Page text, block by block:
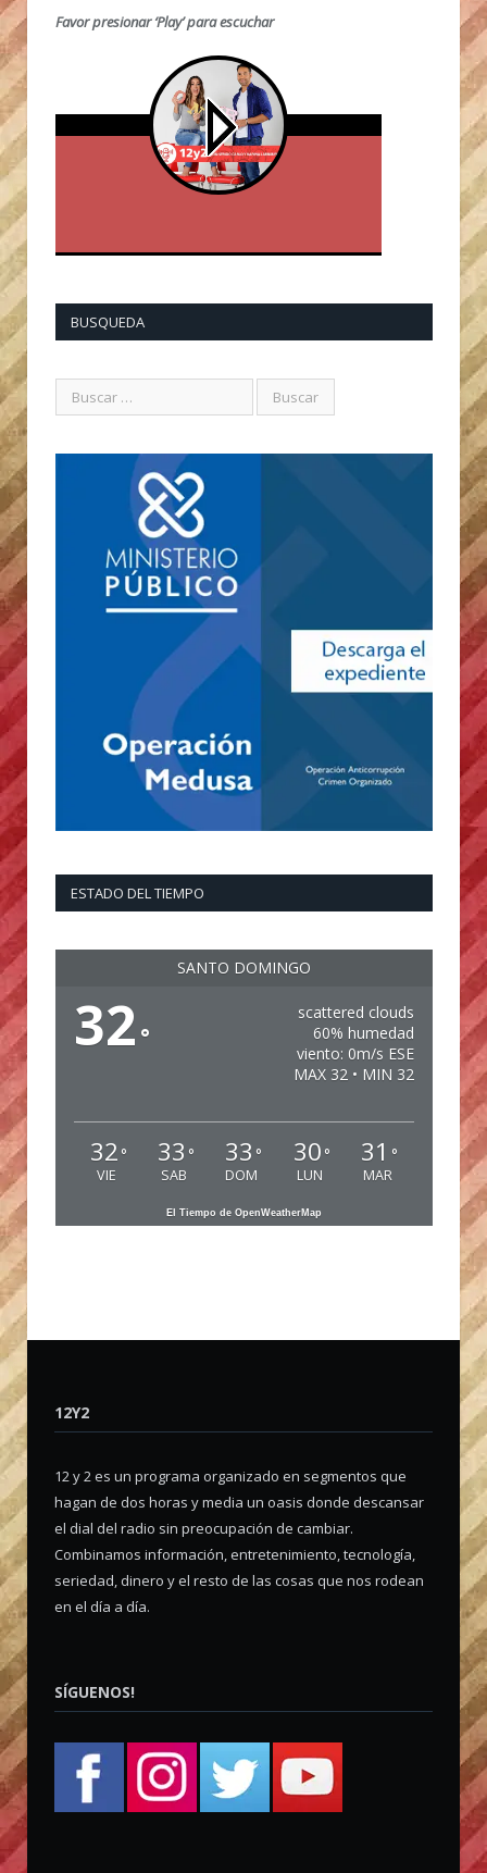
Favor presionar ‘Play’ para escuchar
BUSQUEDA
ESTADO DEL TIEMPO
SANTO DOMINGO
32 °
scattered clouds
60% humedad
viento: 0m/s ESE
MAX 32 • MIN 32
32 °
VIE
33 °
SAB
33 °
DOM
30 °
LUN
31 °
MAR
El Tiempo de OpenWeatherMap
12Y2
12 y 2 es un programa organizado en segmentos que
hagan de dos horas y media un oasis donde descansar
el dial del radio sin preocupación de cambiar.
Combinamos información, entretenimiento, tecnología,
seriedad, dinero y el resto de las cosas que nos rodean
en el día a día.
SÍGUENOS!